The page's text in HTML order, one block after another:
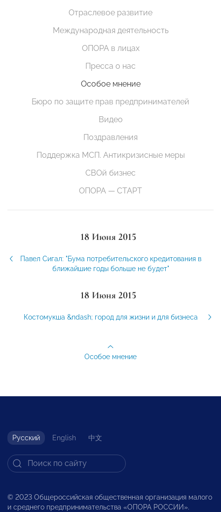
Отраслевое развитие
Международная деятельность
ОПОРА в лицах
Пресса о нас
Особое мнение
Бюро по защите прав предпринимателей
Видео
Поздравления
Поддержка МСП. Антикризисные меры
СВОй бизнес
ОПОРА — СТАРТ
18 Июня 2015
Павел Сигал: "Бума потребительского кредитования в
ближайшие годы больше не будет"
18 Июня 2015
Костомукша &ndash; город для жизни и для бизнеса
Особое мнение
Русский English 中文
© 2023 Общероссийская общественная организация малого
и среднего предпринимательства «ОПОРА РОССИИ».